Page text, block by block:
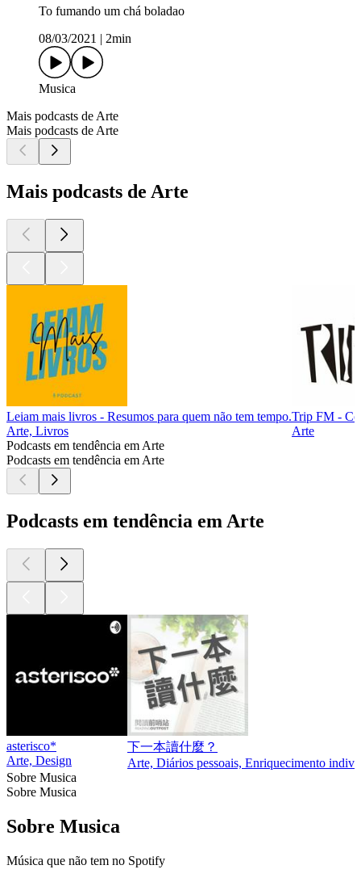
To fumando um chá boladao
08/03/2021
2min
Musica
Mais podcasts de Arte
Mais podcasts de Arte
Mais podcasts de Arte
Leiam mais livros - Resumos para quem não tem tempo.
Arte, Livros
Trip FM -
Arte
Podcasts em tendência em Arte
Podcasts em tendência em Arte
Podcasts em tendência em Arte
asterisco*
Arte, Design
下一本讀什麼？
Arte, Diários pessoais, Enriquecimento
Sobre Musica
Sobre Musica
Sobre Musica
Música que não tem no Spotify